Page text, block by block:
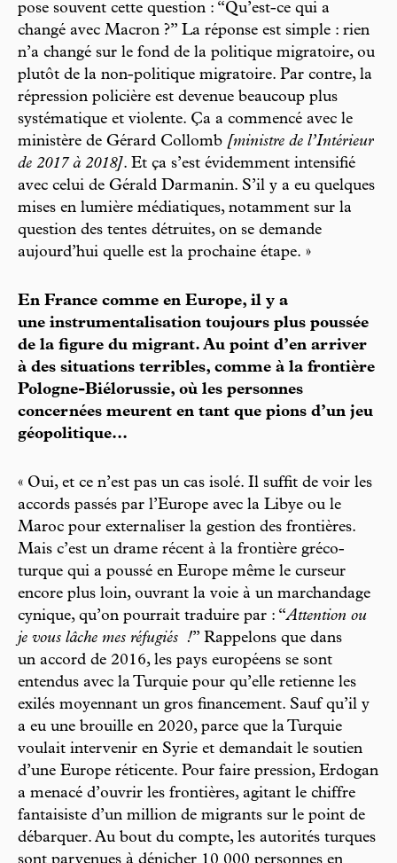
pose souvent cette question : “Qu’est-ce qui a
changé avec Macron ?” La réponse est simple : rien
n’a changé sur le fond de la politique migratoire, ou
plutôt de la non-politique migratoire. Par contre, la
répression policière est devenue beaucoup plus
systématique et violente. Ça a commencé avec le
ministère de Gérard Collomb [ministre de l’Intérieur
de 2017 à 2018]. Et ça s’est évidemment intensifié
avec celui de Gérald Darmanin. S’il y a eu quelques
mises en lumière médiatiques, notamment sur la
question des tentes détruites, on se demande
aujourd’hui quelle est la prochaine étape. »
En France comme en Europe, il y a
une instrumentalisation toujours plus poussée
de la figure du migrant. Au point d’en arriver
à des situations terribles, comme à la frontière
Pologne-Biélorussie, où les personnes
concernées meurent en tant que pions d’un jeu
géopolitique...
« Oui, et ce n’est pas un cas isolé. Il suffit de voir les
accords passés par l’Europe avec la Libye ou le
Maroc pour externaliser la gestion des frontières.
Mais c’est un drame récent à la frontière gréco-
turque qui a poussé en Europe même le curseur
encore plus loin, ouvrant la voie à un marchandage
cynique, qu’on pourrait traduire par : “Attention ou
je vous lâche mes réfugiés !” Rappelons que dans
un accord de 2016, les pays européens se sont
entendus avec la Turquie pour qu’elle retienne les
exilés moyennant un gros financement. Sauf qu’il y
a eu une brouille en 2020, parce que la Turquie
voulait intervenir en Syrie et demandait le soutien
d’une Europe réticente. Pour faire pression, Erdogan
a menacé d’ouvrir les frontières, agitant le chiffre
fantaisiste d’un million de migrants sur le point de
débarquer. Au bout du compte, les autorités turques